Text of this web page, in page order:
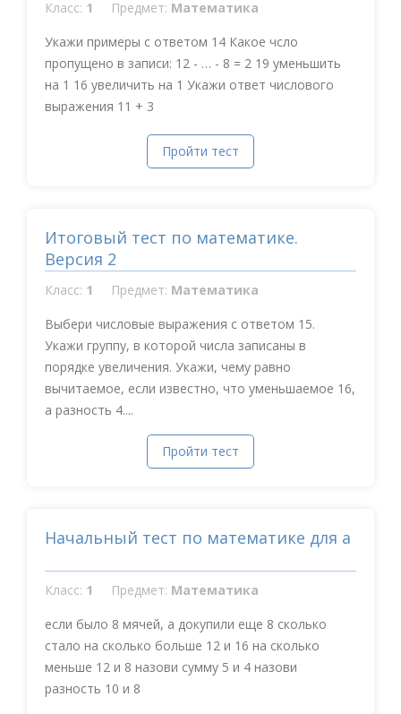
Класс: 1 Предмет: Математика
Укажи примеры с ответом 14 Какое чсло
пропущено в записи: 12 - … - 8 = 2 19 уменьшить
на 1 16 увеличить на 1 Укажи ответ числового
выражения 11 + 3
Пройти тест
Итоговый тест по математике.
Версия 2
Класс: 1 Предмет: Математика
Выбери числовые выражения с ответом 15.
Укажи группу, в которой числа записаны в
порядке увеличения. Укажи, чему равно
вычитаемое, если известно, что уменьшаемое 16,
а разность 4....
Пройти тест
Начальный тест по математике для а
Класс: 1 Предмет: Математика
если было 8 мячей, а докупили еще 8 сколько
стало на сколько больше 12 и 16 на сколько
меньше 12 и 8 назови сумму 5 и 4 назови
разность 10 и 8